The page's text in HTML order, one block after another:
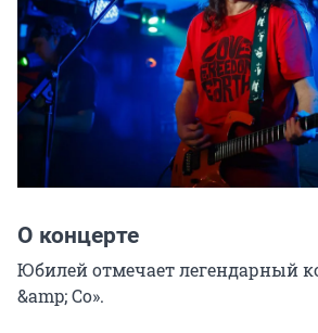
О концерте
Юбилей отмечает легендарный
&amp; Co».